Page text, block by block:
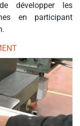
développer les
en participant